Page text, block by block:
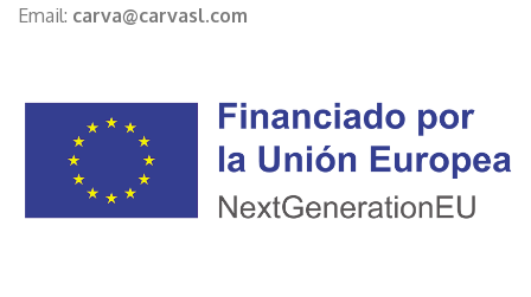
Email: carva@carvasl.com